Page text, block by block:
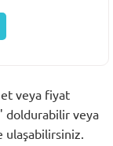
veya fiyat
doldurabilir veya
ulaşabilirsiniz.